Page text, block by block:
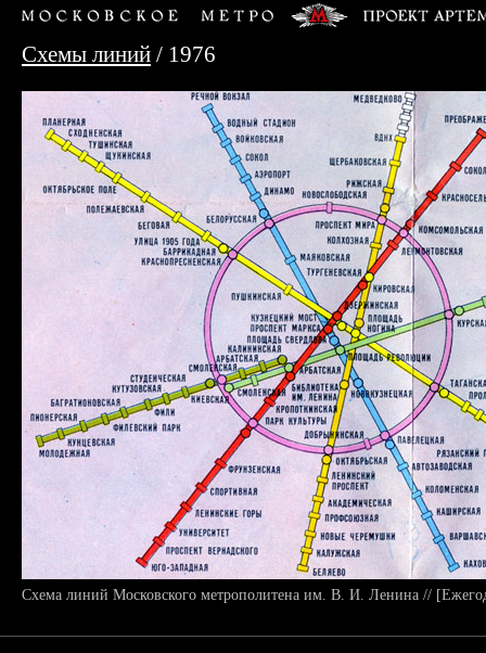
Схемы линий / 1976
Схема линий Московского метрополитена им. В. И. Ленина //